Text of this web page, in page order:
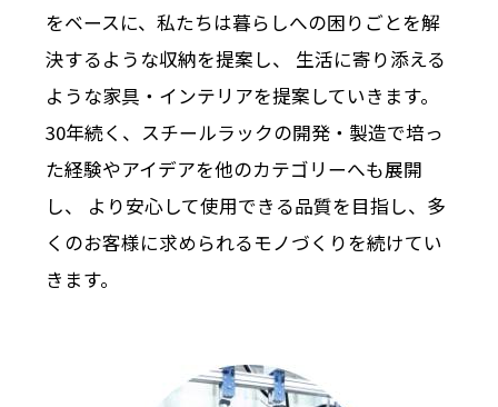
をベースに、私たちは暮らしへの困りごとを解
決するような収納を提案し、
生活に寄り添える
ような家具・インテリアを提案していきます。
30年続く、スチールラックの開発・製造で培っ
た経験やアイデアを他のカテゴリーへも展開
し、
より安心して使用できる品質を目指し、多
くのお客様に求められるモノづくりを続けてい
きます。